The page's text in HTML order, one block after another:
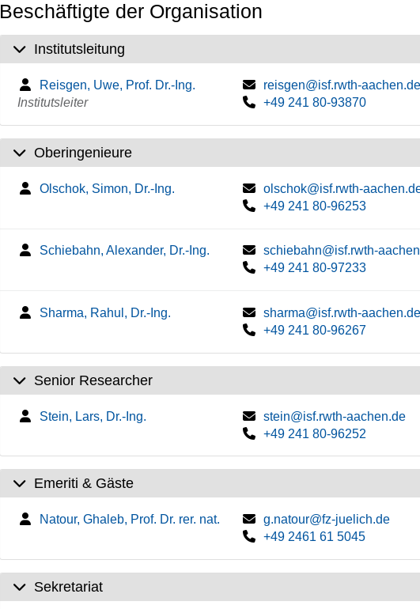
Beschäftigte der Organisation
Institutsleitung
Reisgen, Uwe, Prof. Dr.-Ing.
Institutsleiter
reisgen@isf.rwth-aachen.de
+49 241 80-93870
Oberingenieure
Olschok, Simon, Dr.-Ing.
olschok@isf.rwth-
+49 241 80-96253
Schiebahn, Alexander, Dr.-Ing.
schiebahn@isf.rwth-
+49 241 80-97233
Sharma, Rahul, Dr.-Ing.
sharma@isf.rwth-aachen.de
+49 241 80-96267
Senior Researcher
Stein, Lars, Dr.-Ing.
stein@isf.rwth-aachen.de
+49 241 80-96252
Emeriti & Gäste
Natour, Ghaleb, Prof. Dr. rer. nat.
g.natour@fz-juelich.de
+49 2461 61 5045
Sekretariat